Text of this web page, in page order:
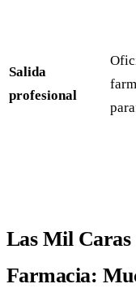
Salida
profesional
Las Mil
Farmacia: